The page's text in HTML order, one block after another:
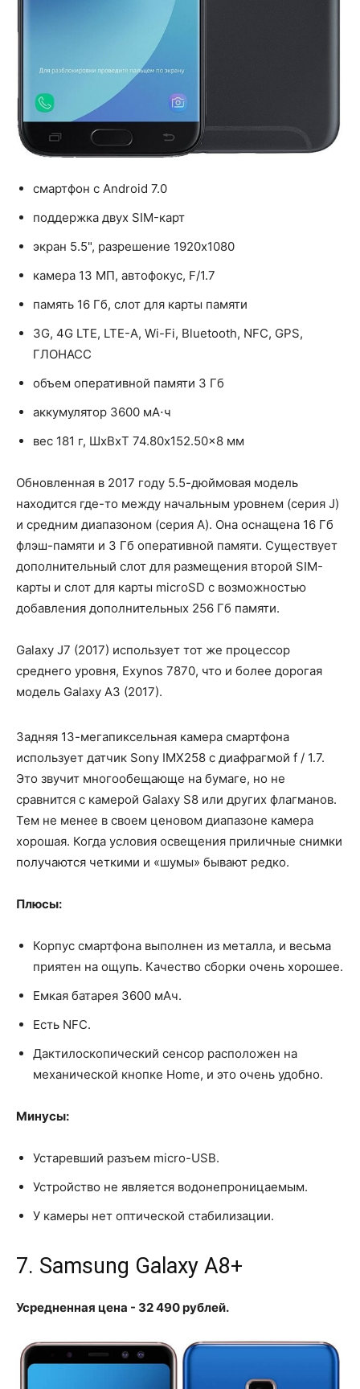
смартфон с Android 7.0
поддержка двух SIM-карт
экран 5.5", разрешение 1920x1080
камера 13 МП, автофокус, F/1.7
память 16 Гб, слот для карты памяти
3G, 4G LTE, LTE-A, Wi-Fi, Bluetooth, NFC, GPS,
ГЛОНАСС
объем оперативной памяти 3 Гб
аккумулятор 3600 мА⋅ч
вес 181 г, ШxВxТ 74.80x152.50x8 мм
Обновленная в 2017 году 5.5-дюймовая модель
находится где-то между начальным уровнем (серия J)
и средним диапазоном (серия A). Она оснащена 16 Гб
флэш-памяти и 3 Гб оперативной памяти. Существует
дополнительный слот для размещения второй SIM-
карты и слот для карты microSD с возможностью
добавления дополнительных 256 Гб памяти.
Galaxy J7 (2017) использует тот же процессор
среднего уровня, Exynos 7870, что и более дорогая
модель Galaxy A3 (2017).
Задняя 13-мегапиксельная камера смартфона
использует датчик Sony IMX258 с диафрагмой f / 1.7.
Это звучит многообещающе на бумаге, но не
сравнится с камерой Galaxy S8 или других флагманов.
Тем не менее в своем ценовом диапазоне камера
хорошая. Когда условия освещения приличные снимки
получаются четкими и «шумы» бывают редко.
Плюсы:
Корпус смартфона выполнен из металла, и весьма
приятен на ощупь. Качество сборки очень хорошее.
Емкая батарея 3600 мАч.
Есть NFC.
Дактилоскопический сенсор расположен на
механической кнопке Home, и это очень удобно.
Минусы:
Устаревший разъем micro-USB.
Устройство не является водонепроницаемым.
У камеры нет оптической стабилизации.
7. Samsung Galaxy A8+
Усредненная цена - 32 490 рублей.